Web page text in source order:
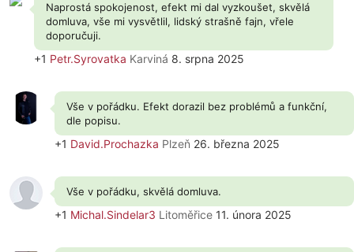
Naprostá spokojenost, efekt mi dal vyzkoušet, skvělá
domluva, vše mi vysvětlil, lidský strašně fajn, vřele
doporučuji.
+1 Petr.Syrovatka Karviná 8. srpna 2025
Vše v pořádku. Efekt dorazil bez problémů a funkční,
dle popisu.
+1 David.Prochazka Plzeň 26. března 2025
Vše v pořádku, skvělá domluva.
+1 Michal.Sindelar3 Litoměřice 11. února 2025